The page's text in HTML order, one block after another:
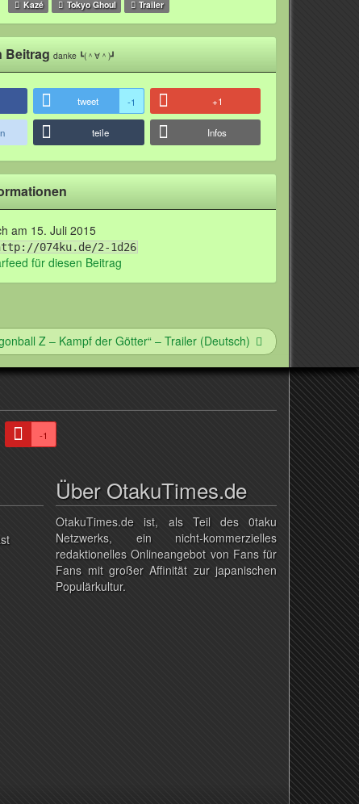
Kazé Tokyo Ghoul Trailer
Beitragdanke ┗(＾∀＾)┛
tweet -1 +1
teile Infos
am 15. Juli 2015
074ku.de/2-1d26
für diesen Beitrag
Z – Kampf der Götter“ – Trailer (Deutsch)
-1
Über OtakuTimes.de
OtakuTimes.de ist, als Teil des 0taku
Netzwerks, ein nicht-kommerzielles
redaktionelles Onlineangebot von Fans für
Fans mit großer Affinität zur japanischen
Populärkultur.